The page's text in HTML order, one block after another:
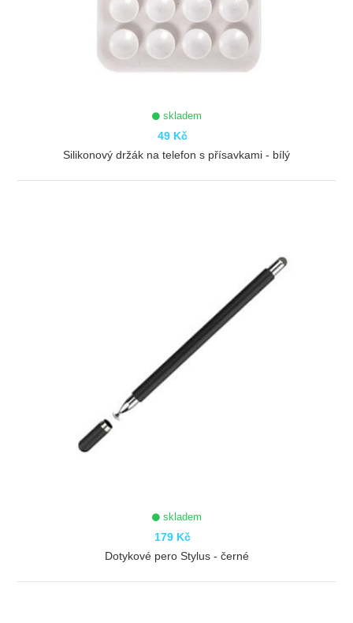
skladem
49 Kč
Silikonový držák na telefon s přísavkami - bílý
skladem
179 Kč
Dotykové pero Stylus - černé